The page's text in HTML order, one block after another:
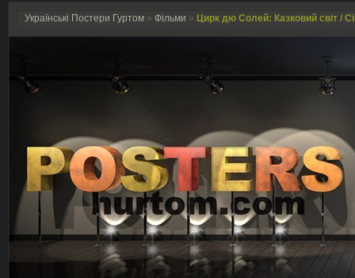
Українські Постери Гуртом » Фільми » Цирк дю Солей: Казковий світ /